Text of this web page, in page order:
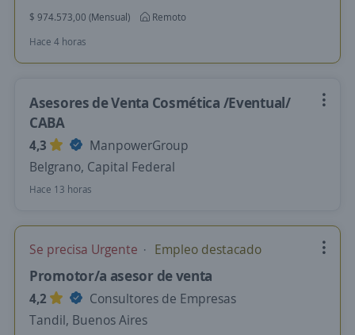
$ 974.573,00 (Mensual)
Remoto
Hace 4 horas
Asesores de Venta Cosmética /Eventual/
CABA
4,3
ManpowerGroup
Belgrano, Capital Federal
Hace 13 horas
Se precisa Urgente Empleo destacado
Promotor/a asesor de venta
4,2
Consultores de Empresas
Tandil, Buenos Aires